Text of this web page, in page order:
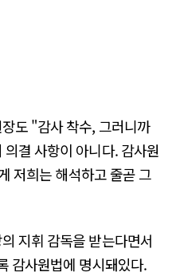
도 "감사 착수, 그러니까
결 사항이 아니다. 감사원
저희는 해석하고 줄곧 그
지휘 감독을 받는다면서
감사원법에 명시돼있다.